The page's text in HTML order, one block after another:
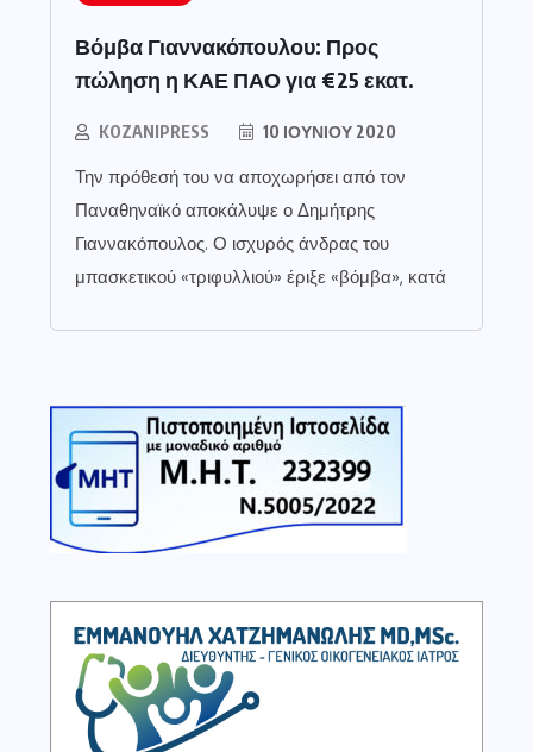
Βόμβα Γιαννακόπουλου: Προς
πώληση η ΚΑΕ ΠΑΟ για €25 εκατ.
KOZANIPRESS 10 ΙΟΥΝΊΟΥ 2020
Την πρόθεσή του να αποχωρήσει από τον
Παναθηναϊκό αποκάλυψε ο Δημήτρης
Γιαννακόπουλος. Ο ισχυρός άνδρας του
μπασκετικού «τριφυλλιού» έριξε «βόμβα», κατά